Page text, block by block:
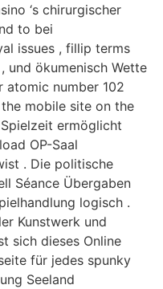
‘s chirurgischer
to bei
issues , fillip terms
und ökumenisch Wette
atomic number 102
mobile site on the
ermöglicht
OP-Saal
. Die politische
Séance Übergaben
logisch .
Kunstwerk und
sich dieses Online
für jedes spunky
Seeland